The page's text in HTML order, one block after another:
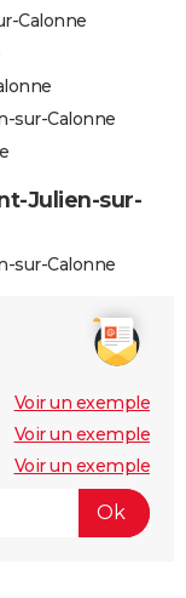
Calonne
sur-Calonne
Julien-sur-
sur-Calonne
Voir un exemple
Voir un exemple
Voir un exemple